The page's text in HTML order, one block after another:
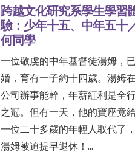
跨越文化研究系學生學習
驗：少年十五、中年五十
何同學
一位敬虔的中年基督徒湯姆，已
婚，育有一子約十四歲。湯姆
公司辦事能幹，年薪紅利是全
之冠。但有一天，他的寶座竟
一位二十多歲的年輕人取代了，
湯姆被迫提早退休！…